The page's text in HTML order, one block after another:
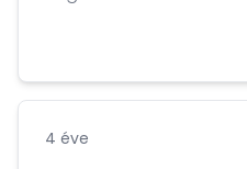
4 éve